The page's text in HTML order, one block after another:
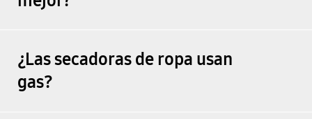
¿Las secadoras de ropa usan
gas?